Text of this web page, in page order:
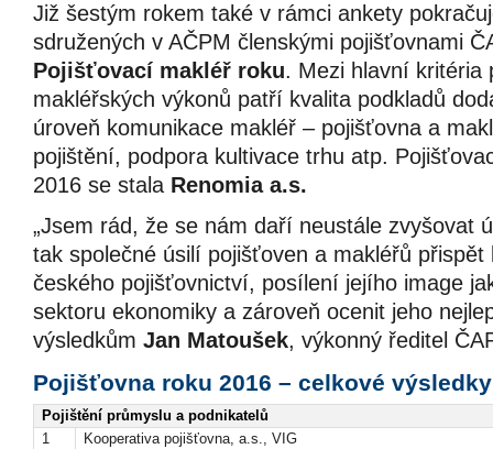
Již šestým rokem také v rámci ankety
sdružených v AČPM členskými pojišťovnami
Pojišťovací makléř roku. Mezi hlavní kritéria
makléřských výkonů patří kvalita podkladů
úroveň komunikace makléř – pojišťovna a
pojištění, podpora kultivace trhu atp.
2016 se stala Renomia a.s.
„Jsem rád, že se nám daří neustále zvyšovat
tak společné úsilí pojišťoven a makléřů přispět
českého pojišťovnictví, posílení jejího image
sektoru ekonomiky a zároveň ocenit jeho
výsledkům Jan Matoušek, výkonný ředitel
Pojišťovna roku 2016 – celkové výsledky
Pojištění průmyslu a podnikatelů
1
Kooperativa pojišťovna, a.s., VIG